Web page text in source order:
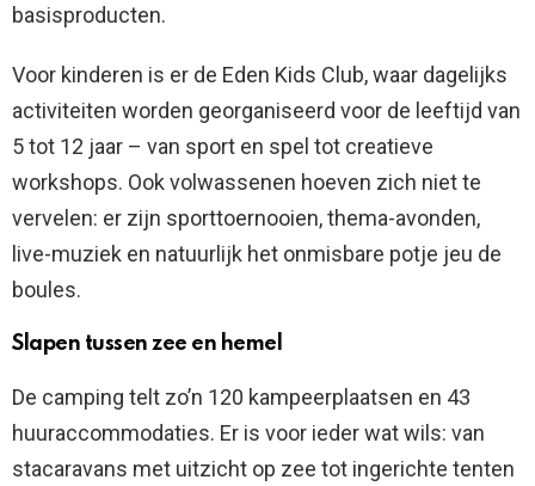
basisproducten.
Voor kinderen is er de Eden Kids Club, waar dagelijks
activiteiten worden georganiseerd voor de leeftijd van
5 tot 12 jaar – van sport en spel tot creatieve
workshops. Ook volwassenen hoeven zich niet te
vervelen: er zijn sporttoernooien, thema-avonden,
live-muziek en natuurlijk het onmisbare potje jeu de
boules.
Slapen tussen zee en hemel
De camping telt zo’n 120 kampeerplaatsen en 43
huuraccommodaties. Er is voor ieder wat wils: van
stacaravans met uitzicht op zee tot ingerichte tenten